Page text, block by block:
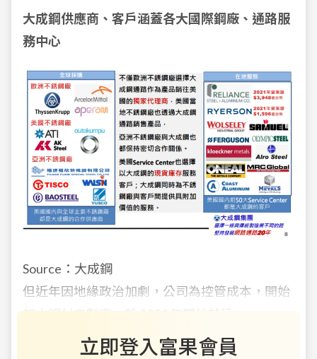
大成鋼供應商、客戶涵蓋各大國際鋼廠、通路服
務中心
Source：大成鋼
但近年因地緣政治加劇，公司為控管成本，開始
加大鋼材自製率，於 2021 年開始於德
立即登入富果會員